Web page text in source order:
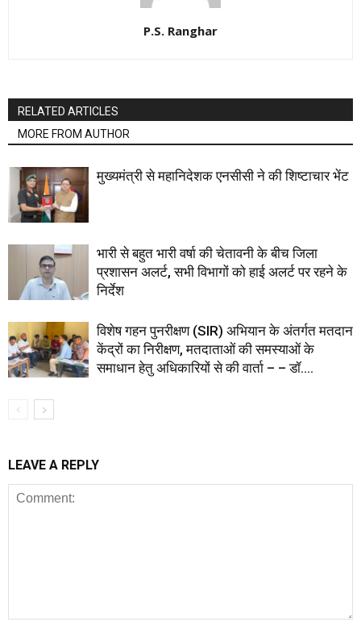
P.S. Ranghar
RELATED ARTICLES
MORE FROM AUTHOR
मुख्यमंत्री से महानिदेशक एनसीसी ने की शिष्टाचार भेंट
भारी से बहुत भारी वर्षा की चेतावनी के बीच जिला
प्रशासन अलर्ट, सभी विभागों को हाई अलर्ट पर रहने के
निर्देश
विशेष गहन पुनरीक्षण (SIR) अभियान के अंतर्गत मतदान
केंद्रों का निरीक्षण, मतदाताओं की समस्याओं के
समाधान हेतु अधिकारियों से की वार्ता – – डॉ....
LEAVE A REPLY